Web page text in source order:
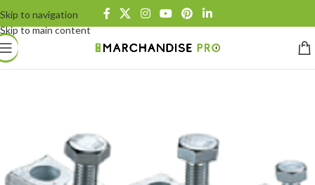
Skip to navigation
Skip to main content